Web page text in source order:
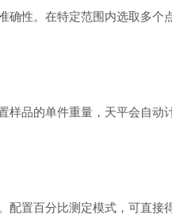
。在特定范围内选取多个
品的单件重量，天平会自动计
置百分比测定模式，可直接